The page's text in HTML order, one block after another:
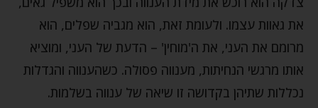
את גאוות עצמו. ולעומת זאת, הוא מגביה שפלים, הוא
מרומם את העני, את ה'מוחין' – הדעת של העני, ומוציא
אותו מרגשי הנחיתות, מענווה פסולה. כשהענווה והגדלות
נכללות שתיהן בקדושה זו שיאה של ענווה בשלמות.